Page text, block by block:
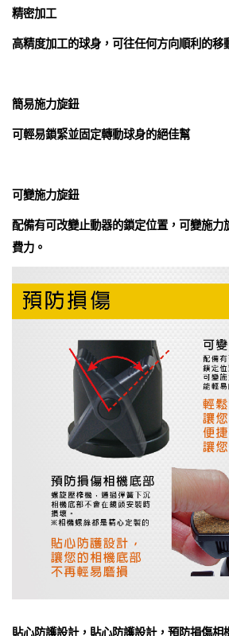
精密加工
高精度加工的球身，可往任何方向順利的移
簡易施力旋鈕
可輕易鎖緊並固定轉動球身的絕佳幫
可變施力旋鈕
配備有可改變止動器的鎖定位置，可變施力
費力。
貼心防護設計，貼心防護設計，預防損傷相